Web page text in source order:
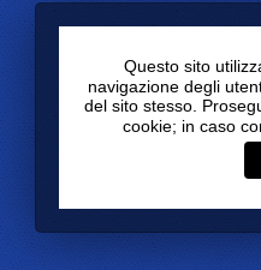
Questo sito
navigazione degli
del sito stesso.
cookie; in caso